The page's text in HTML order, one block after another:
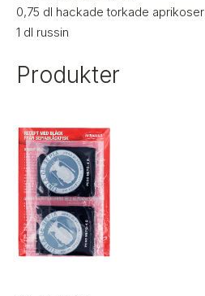
0,75 dl hackade torkade aprikoser
1 dl russin
Produkter